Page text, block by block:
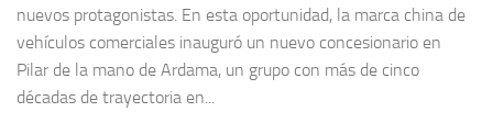
nuevos protagonistas. En esta oportunidad, la marca china de
vehículos comerciales inauguró un nuevo concesionario en
Pilar de la mano de Ardama, un grupo con más de cinco
décadas de trayectoria en...